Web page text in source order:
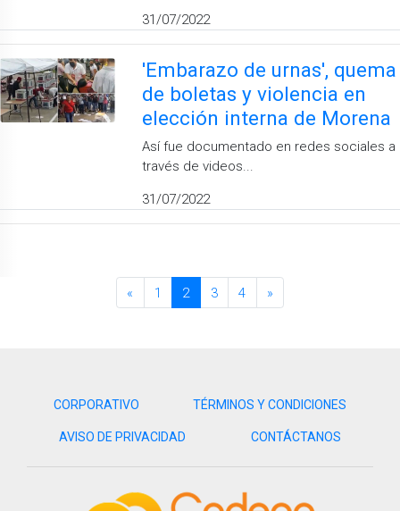
31/07/2022
'Embarazo de urnas', quema
de boletas y violencia en
elección interna de Morena
Así fue documentado en redes sociales a
través de videos...
31/07/2022
« 1 2 3 4 »
CORPORATIVO TÉRMINOS Y CONDICIONES
AVISO DE PRIVACIDAD CONTÁCTANOS